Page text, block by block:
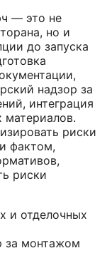
— это не
но и
до запуска
надзор за
интеграция
материалов.
риски
фактом,
риски
и отделочных
за монтажом